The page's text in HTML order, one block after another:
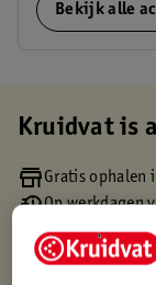
Bekijk alle
Kruidvat is
Gratis ophalen
Op werkdagen
Gratis
Gratis